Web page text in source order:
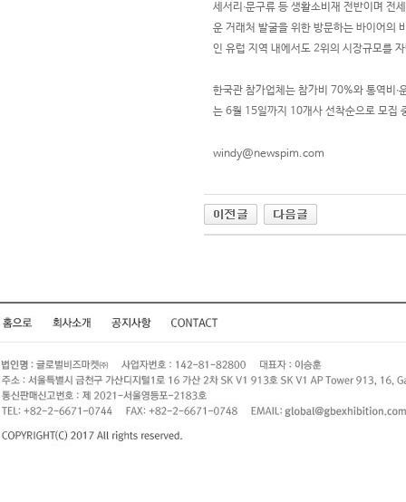
세서리∙문구류 등 생활소비재 전반이며
운 거래처 발굴을 위한 방문하는 바이어의
인 유럽 지역 내에서도 2위의 시장규모를
한국관 참가업체는 참가비 70%와 통역비∙
는 6월 15일까지 10개사 선착순으로 모집
windy@newspim.com